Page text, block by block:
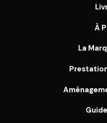
À
La
Guide